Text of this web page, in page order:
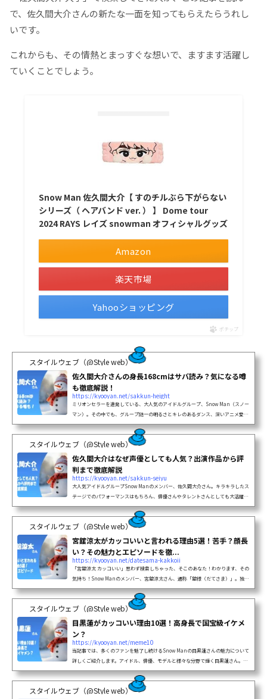
で、佐久間大介さんの新たな一面を知ってもらえたらうれし
いです。
これからも、その情熱とまっすぐな想いで、ますます活躍し
ていくことでしょう。
Snow Man 佐久間大介【 すのチルぶら下がらない
シリーズ（ ヘアバンド ver. ） 】 Dome tour
2024 RAYS レイズ snowman オフィシャルグッズ
Amazon
楽天市場
Yahooショッピング
ポチップ
スタイルウェブ（@Style web）
佐久間大介さんの身長168cmはサバ読み？気になる噂
も徹底解説！
https://kyooyan.net/sakkun-height
ミリオンセラーを連発している、大人気のアイドルグループ、Snow Man（スノー
マン）。その中でも、グループ随一の明るさとキレのあるダンス、深いアニメ愛で
たくさんのファンを魅了しているのが佐久間大介さんです。「さっくん」の愛称で
親しまれていて、グループのムードメーカー的存在ですよね。近年では声優として
も...
スタイルウェブ（@Style web）
佐久間大介はなぜ声優としても人気？出演作品から評
判まで徹底解説
https://kyooyan.net/sakkun-seiyu
大人気アイドルグループSnow Manのメンバー、佐久間大介さん。キラキラしたス
テージでのパフォーマンスはもちろん、俳優さんやタレントさんとしても大活躍で
すよね。そんな多才な佐久間さんですが、近年「声優」としても注目されているの
をご存知ですか？佐久間さんは、自他共に認める大のアニメ好きなんです。その深
い...
スタイルウェブ（@Style web）
宮舘涼太がカッコいいと言われる理由5選！苦手？顔長
い？その魅力とエピソードを徹...
https://kyooyan.net/datesama-kakkoii
「宮舘涼太 カッコいい」思わず検索しちゃった、そこのあなた！わかります、その
気持ち！Snow Manのメンバー、宮舘涼太さん、通称「舘様（だてさま）」。独特
のオーラと存在感で、気づいたら目で追っちゃってる…なんてこと、ありますよ
ね？Snow Manの中でも、ひときわ異彩を放つ舘様。その魅力は一言では語り尽く
せませ...
スタイルウェブ（@Style web）
目黒蓮がカッコいい理由10選！高身長で国宝級イケメ
ン？
https://kyooyan.net/meme10
当記事では、多くのファンを魅了し続けるSnow Manの目黒蓮さんの魅力について
詳しくご紹介します。アイドル、俳優、モデルと様々な分野で輝く目黒蓮さん。外
見の美しさはもちろん、内面的な魅力や努力の跡がにじみ出る彼の「かっこいい理
由10選」をお届けしますね。fa-list-alt記事のポイント185cmの高身長とモデル体
型...
スタイルウェブ（@Style web）